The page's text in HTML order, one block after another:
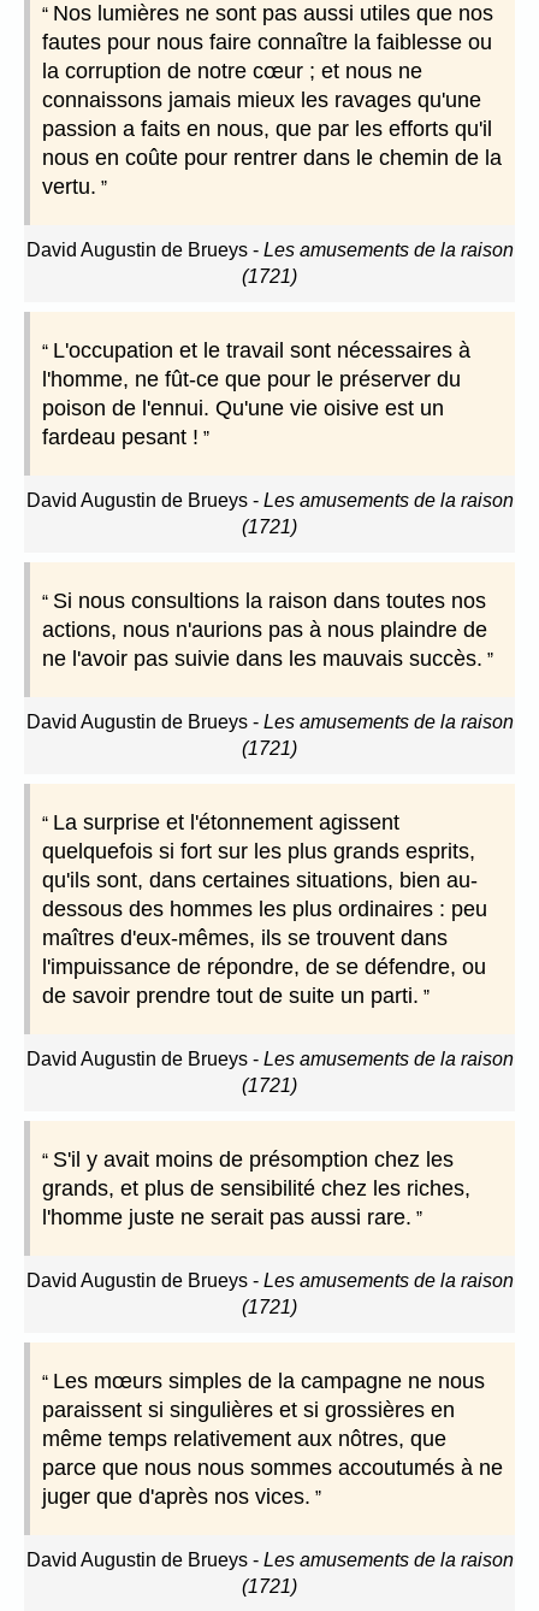
Nos lumières ne sont pas aussi utiles que nos
fautes pour nous faire connaître la faiblesse ou
la corruption de notre cœur ; et nous ne
connaissons jamais mieux les ravages qu'une
passion a faits en nous, que par les efforts qu'il
nous en coûte pour rentrer dans le chemin de la
vertu.
David Augustin de Brueys- Les amusements de la raison
(1721)
L'occupation et le travail sont nécessaires à
l'homme, ne fût-ce que pour le préserver du
poison de l'ennui. Qu'une vie oisive est un
fardeau pesant !
David Augustin de Brueys- Les amusements de la raison
(1721)
Si nous consultions la raison dans toutes nos
actions, nous n'aurions pas à nous plaindre de
ne l'avoir pas suivie dans les mauvais succès.
David Augustin de Brueys- Les amusements de la raison
(1721)
La surprise et l'étonnement agissent
quelquefois si fort sur les plus grands esprits,
qu'ils sont, dans certaines situations, bien au-
dessous des hommes les plus ordinaires : peu
maîtres d'eux-mêmes, ils se trouvent dans
l'impuissance de répondre, de se défendre, ou
de savoir prendre tout de suite un parti.
David Augustin de Brueys- Les amusements de la raison
(1721)
S'il y avait moins de présomption chez les
grands, et plus de sensibilité chez les riches,
l'homme juste ne serait pas aussi rare.
David Augustin de Brueys- Les amusements de la raison
(1721)
Les mœurs simples de la campagne ne nous
paraissent si singulières et si grossières en
même temps relativement aux nôtres, que
parce que nous nous sommes accoutumés à ne
juger que d'après nos vices.
David Augustin de Brueys- Les amusements de la raison
(1721)